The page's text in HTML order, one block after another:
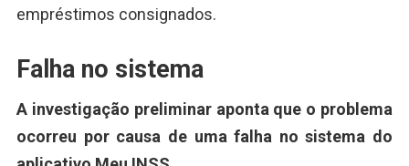
empréstimos consignados.
Falha no sistema
A investigação preliminar aponta que o problema
ocorreu por causa de uma falha no sistema do